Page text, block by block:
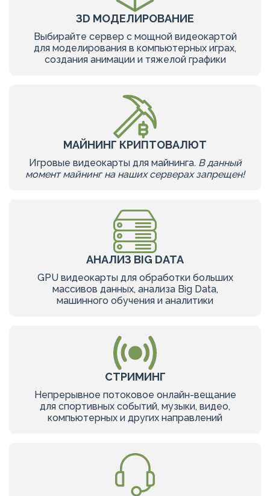
ЗD МОДЕЛИРОВАНИЕ
Выбирайте сервер с мощной видеокартой
для моделирования в компьютерных играх,
создания анимации и тяжелой графики
МАЙНИНГ КРИПТОВАЛЮТ
Игровые видеокарты для майнинга. В данный
момент майнинг на наших серверах запрещен!
АНАЛИЗ BIG DATA
GPU видеокарты для обработки больших
массивов данных, анализа Big Data,
машинного обучения и аналитики
СТРИМИНГ
Непрерывное потоковое онлайн-вещание
для спортивных событий, музыки, видео,
компьютерных и других направлений